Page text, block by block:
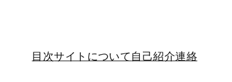
目次サイトについて自己紹介連絡